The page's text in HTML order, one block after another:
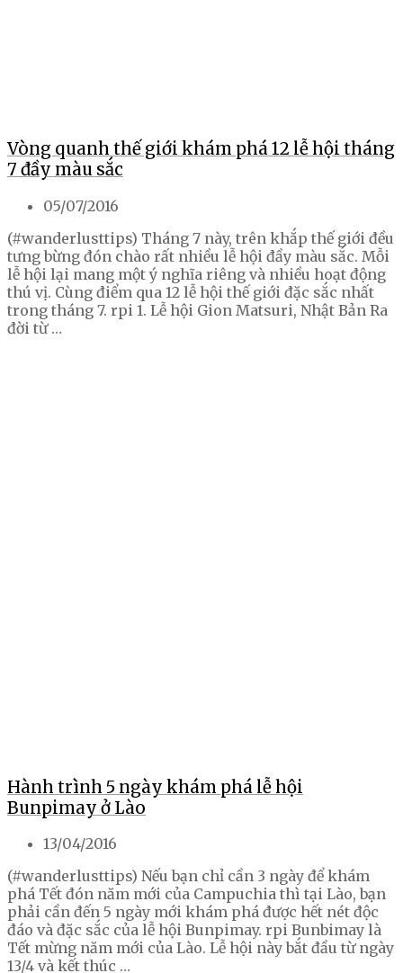
Vòng quanh thế giới khám phá 12 lễ hội tháng
7 đầy màu sắc
05/07/2016
(#wanderlusttips) Tháng 7 này, trên khắp thế giới đều
tưng bừng đón chào rất nhiều lễ hội đầy màu sắc. Mỗi
lễ hội lại mang một ý nghĩa riêng và nhiều hoạt động
thú vị. Cùng điểm qua 12 lễ hội thế giới đặc sắc nhất
trong tháng 7. rpi 1. Lễ hội Gion Matsuri, Nhật Bản Ra
đời từ …
Hành trình 5 ngày khám phá lễ hội
Bunpimay ở Lào
13/04/2016
(#wanderlusttips) Nếu bạn chỉ cần 3 ngày để khám
phá Tết đón năm mới của Campuchia thì tại Lào, bạn
phải cần đến 5 ngày mới khám phá được hết nét độc
đáo và đặc sắc của lễ hội Bunpimay. rpi Bunbimay là
Tết mừng năm mới của Lào. Lễ hội này bắt đầu từ ngày
13/4 và kết thúc …